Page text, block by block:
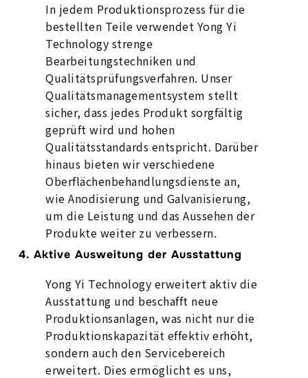
In jedem Produktionsprozess für die
bestellten Teile verwendet Yong Yi
Technology strenge
Bearbeitungstechniken und
Qualitätsprüfungsverfahren. Unser
Qualitätsmanagementsystem stellt
sicher, dass jedes Produkt sorgfältig
geprüft wird und hohen
Qualitätsstandards entspricht. Darüber
hinaus bieten wir verschiedene
Oberflächenbehandlungsdienste an,
wie Anodisierung und Galvanisierung,
um die Leistung und das Aussehen der
Produkte weiter zu verbessern.
4. Aktive Ausweitung der Ausstattung
Yong Yi Technology erweitert aktiv die
Ausstattung und beschafft neue
Produktionsanlagen, was nicht nur die
Produktionskapazität effektiv erhöht,
sondern auch den Servicebereich
erweitert. Dies ermöglicht es uns,